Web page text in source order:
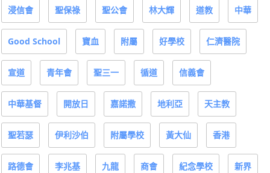
浸信會 聖保祿 聖公會 林大輝 道教 中華
Good School 寶血 附屬 好學校 仁濟醫院
宣道 青年會 聖三一 循道 信義會
中華基督 開放日 嘉諾撒 地利亞 天主教
聖若瑟 伊利沙伯 附屬學校 黃大仙 香港
路德會 李兆基 九龍 商會 紀念學校 新界